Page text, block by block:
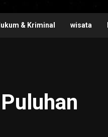
& Kriminal wisata